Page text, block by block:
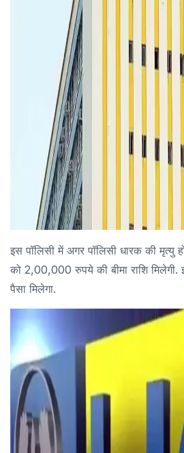
इस पॉलिसी में अगर पॉलिसी धारक की मृत्यु
को 2,00,000 रुपये की बीमा राशि
पैसा मिलेगा.